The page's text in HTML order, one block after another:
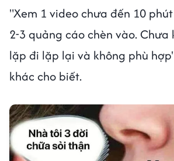
"Xem 1 video chưa đến 10
2-3 quảng cáo chèn vào. Chưa
lặp đi lặp lại và không phù
khác cho biết.